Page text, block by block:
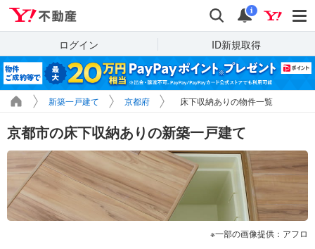
検索 通知
i
ログイン ID新規取得
新築一戸建て 京都府 床下収納ありの物件一覧
京都市の床下収納ありの新築一戸建て
一部の画像提供：アフロ